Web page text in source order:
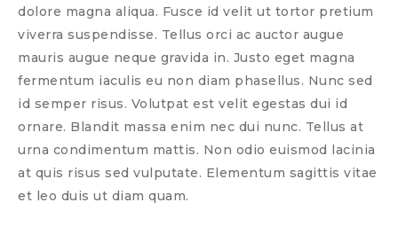
dolore magna aliqua. Fusce id velit ut tortor pretium
viverra suspendisse. Tellus orci ac auctor augue
mauris augue neque gravida in. Justo eget magna
fermentum iaculis eu non diam phasellus. Nunc sed
id semper risus. Volutpat est velit egestas dui id
ornare. Blandit massa enim nec dui nunc. Tellus at
urna condimentum mattis. Non odio euismod lacinia
at quis risus sed vulputate. Elementum sagittis vitae
et leo duis ut diam quam.